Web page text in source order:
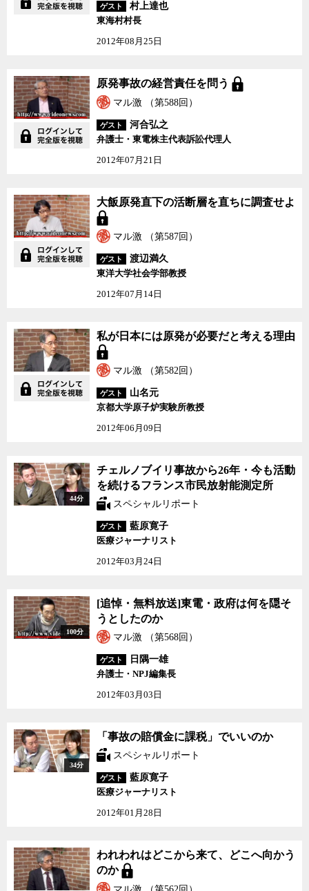
ゲスト
村上達也
東海村村長
2012年08月25日
原発事故の経営責任を問
う
原発事故の経営責任を問う
マル激 （第588回）
ゲスト
河合弘之
弁護士・東電株主代表訴訟代理人
2012年07月21日
大飯原発直下の活断層を
直ちに調査せよ
大飯原発直下の活断層を直ちに調査せよ
マル激 （第587回）
ゲスト
渡辺満久
東洋大学社会学部教授
2012年07月14日
私が日本には原発が必要
だと考える理由
私が日本には原発が必要だと考える理由
マル激 （第582回）
ゲスト
山名元
京都大学原子炉実験所教授
2012年06月09日
チェルノブイリ事故から
26年・今も活動を続ける
フランス市民放射能測定
所
44分
チェルノブイリ事故から26年・今も活動
を続けるフランス市民放射能測定所
スペシャルリポート
ゲスト
藍原寛子
医療ジャーナリスト
2012年03月24日
[追悼・無料放送]東電・
政府は何を隠そうとした
のか
100分
[追悼・無料放送]東電・政府は何を隠そ
うとしたのか
マル激 （第568回）
ゲスト
日隅一雄
弁護士・NPJ編集長
2012年03月03日
「事故の賠償金に課税」
でいいのか
34分
「事故の賠償金に課税」でいいのか
スペシャルリポート
ゲスト
藍原寛子
医療ジャーナリスト
2012年01月28日
われわれはどこから来
て、どこへ向かうのか
われわれはどこから来て、どこへ向かう
のか